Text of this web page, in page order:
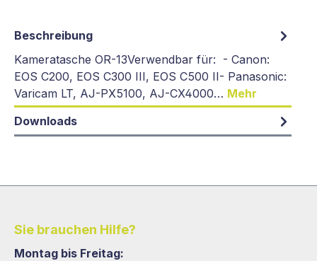
Beschreibung
Kameratasche OR-13Verwendbar für: - Canon:
EOS C200, EOS C300 III, EOS C500 II- Panasonic:
Varicam LT, AJ-PX5100, AJ-CX4000… Mehr
Downloads
Sie brauchen Hilfe?
Montag bis Freitag: